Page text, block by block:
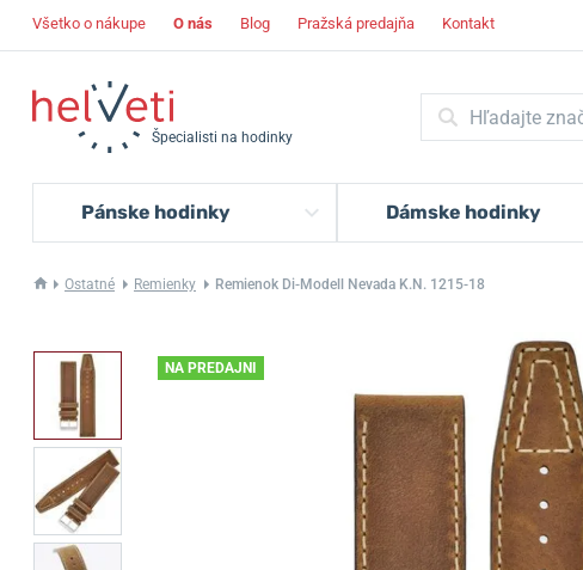
Všetko o nákupe O nás Blog Pražská predajňa Kontakt
Špecialisti na hodinky
Pánske hodinky Dámske hodinky
Ostatné Remienky Remienok Di-Modell Nevada K.N. 1215-18
NA PREDAJNI